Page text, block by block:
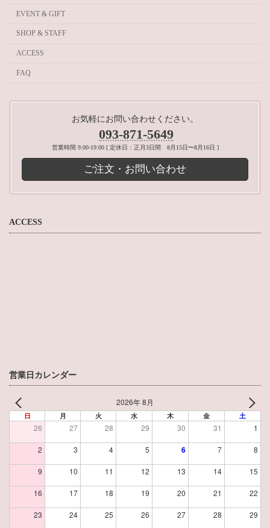
EVENT & GIFT
SHOP & STAFF
ACCESS
FAQ
お気軽にお問い合わせください。
093-871-5649
営業時間 9:00-19:00 [ 定休日：正月3日間 8月15日〜8月16日 ]
ご注文・お問い合わせ
ACCESS
営業日カレンダー
2026年 8月
日 月 火 水 木 金 土
26 27 28 29 30 31 1
2 3 4 5 6 7 8
9 10 11 12 13 14 15
16 17 18 19 20 21 22
23 24 25 26 27 28 29